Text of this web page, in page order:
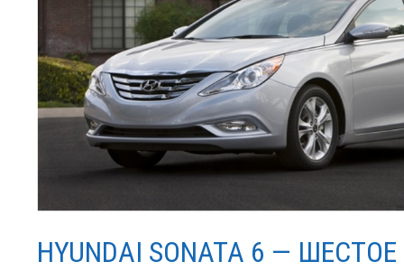
HYUNDAI SONATA 6 —